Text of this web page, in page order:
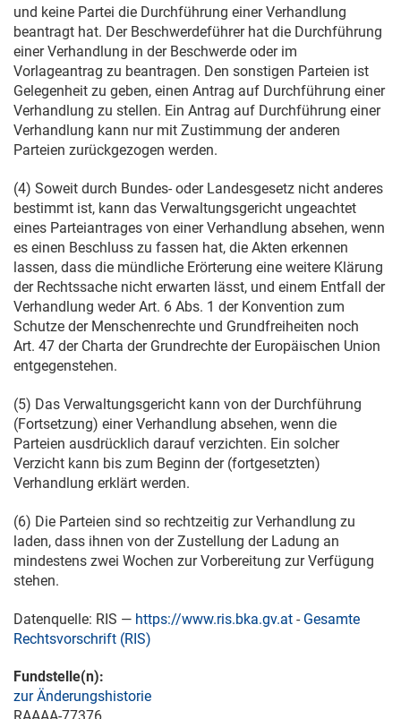
und keine Partei die Durchführung einer Verhandlung
beantragt hat. Der Beschwerdeführer hat die Durchführung
einer Verhandlung in der Beschwerde oder im
Vorlageantrag zu beantragen. Den sonstigen Parteien ist
Gelegenheit zu geben, einen Antrag auf Durchführung einer
Verhandlung zu stellen. Ein Antrag auf Durchführung einer
Verhandlung kann nur mit Zustimmung der anderen
Parteien zurückgezogen werden.
(4) Soweit durch Bundes- oder Landesgesetz nicht anderes
bestimmt ist, kann das Verwaltungsgericht ungeachtet
eines Parteiantrages von einer Verhandlung absehen, wenn
es einen Beschluss zu fassen hat, die Akten erkennen
lassen, dass die mündliche Erörterung eine weitere Klärung
der Rechtssache nicht erwarten lässt, und einem Entfall der
Verhandlung weder Art. 6 Abs. 1 der Konvention zum
Schutze der Menschenrechte und Grundfreiheiten noch
Art. 47 der Charta der Grundrechte der Europäischen Union
entgegenstehen.
(5) Das Verwaltungsgericht kann von der Durchführung
(Fortsetzung) einer Verhandlung absehen, wenn die
Parteien ausdrücklich darauf verzichten. Ein solcher
Verzicht kann bis zum Beginn der (fortgesetzten)
Verhandlung erklärt werden.
(6) Die Parteien sind so rechtzeitig zur Verhandlung zu
laden, dass ihnen von der Zustellung der Ladung an
mindestens zwei Wochen zur Vorbereitung zur Verfügung
stehen.
Datenquelle: RIS — https://www.ris.bka.gv.at - Gesamte
Rechtsvorschrift (RIS)
Fundstelle(n):
zur Änderungshistorie